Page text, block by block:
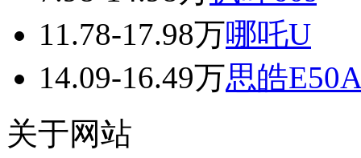
11.78-17.98万哪吒U
14.09-16.49万思皓
关于网站